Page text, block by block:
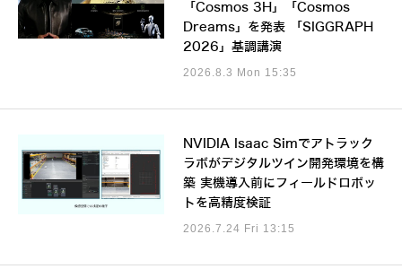
「Cosmos 3H」「Cosmos
Dreams」を発表 「SIGGRAPH
2026」基調講演
2026.8.3 Mon 15:35
NVIDIA Isaac Simでアトラック
ラボがデジタルツイン開発環境を構
築 実機導入前にフィールドロボッ
トを高精度検証
2026.7.24 Fri 13:15